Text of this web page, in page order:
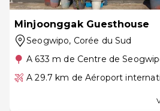
Minjoonggak Guesthouse
Seogwipo, Corée du Sud
A 633 m de Centre de
A 29.7 km de Aéroport